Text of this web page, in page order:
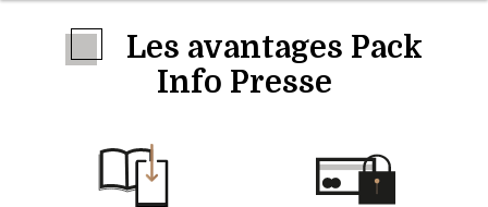
Les avantages Pack
Info Presse